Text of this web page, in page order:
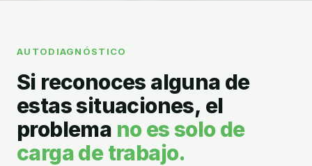
AUTODIAGNÓSTICO
Si reconoces alguna de
estas situaciones, el
problema no es solo de
carga de trabajo.